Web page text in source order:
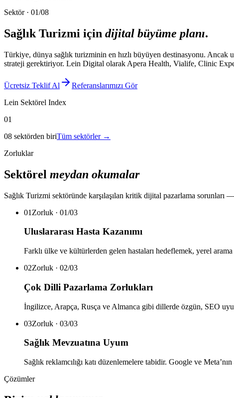
Sektör · 01/08
Sağlık Turizmi için dijital büyüme planı.
Türkiye, dünya sağlık turizminin en hızlı büyüyen destinasyonu. Ancak
strateji gerektiriyor. Lein Digital olarak Apera Health, Vialife, Clinic
Ücretsiz Teklif Al
Referanslarımızı Gör
Lein Sektörel Index
01
08 sektörden biriTüm sektörler →
Zorluklar
Sektörel meydan okumalar
Sağlık Turizmi sektöründe karşılaşılan kritik dijital pazarlama sorunları
01 Zorluk · 01/03
Uluslararası Hasta Kazanımı
Farklı ülke ve kültürlerden gelen hastaları hedeflemek, yerel
02Zorluk · 02/03
Çok Dilli Pazarlama Zorlukları
İngilizce, Arapça, Rusça ve Almanca gibi dillerde özgün, SEO
03Zorluk · 03/03
Sağlık Mevzuatına Uyum
Sağlık reklamcılığı katı düzenlemelere tabidir. Google ve
Çözümler